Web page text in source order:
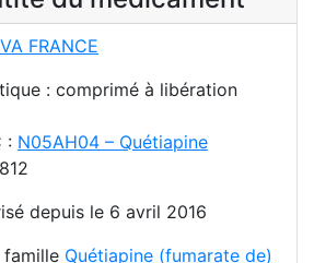
FRANCE
: comprimé à libération
: N05AH04 – Quétiapine
depuis le 6 avril 2016
famille Quétiapine (fumarate de)